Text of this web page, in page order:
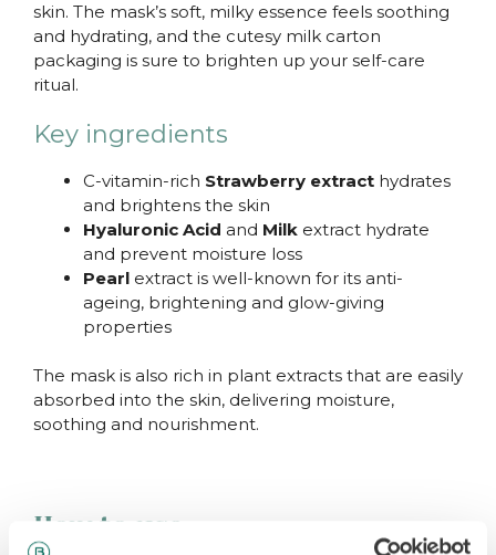
skin. The mask’s soft, milky essence feels soothing
and hydrating, and the cutesy milk carton
packaging is sure to brighten up your self-care
ritual.
Key ingredients
C-vitamin-rich Strawberry extract hydrates
and brightens the skin
Hyaluronic Acid and Milk extract hydrate
and prevent moisture loss
Pearl extract is well-known for its anti-
ageing, brightening and glow-giving
properties
The mask is also rich in plant extracts that are easily
absorbed into the skin, delivering moisture,
soothing and nourishment.
How to use